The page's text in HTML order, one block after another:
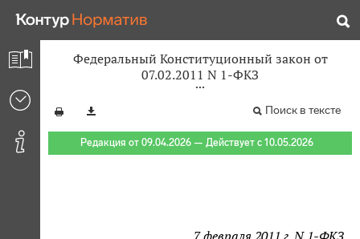
Федеральный Конституционный закон от
07.02.2011 N 1-ФКЗ
Поиск в тексте
Редакция от 09.04.2026 — Действует с 10.05.2026
7 февраля 2011 г. N 1-ФКЗ